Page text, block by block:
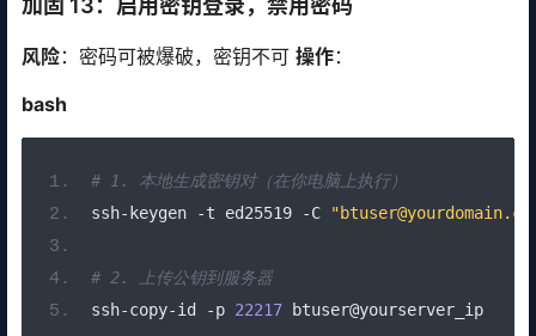
加固 13：启用密钥登录，禁用密码
风险：密码可被爆破，密钥不可 操作：
bash
# 1. 本地生成密钥对（在你电脑上执行）
ssh- keygen -t ed25519 -C
# 2. 上传公钥到服务器
ssh-copy-id -p 22217 btuser@yourserver_ip